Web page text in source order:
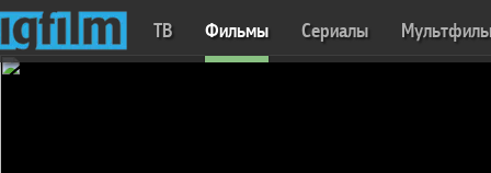
ТВ Фильмы Сериалы